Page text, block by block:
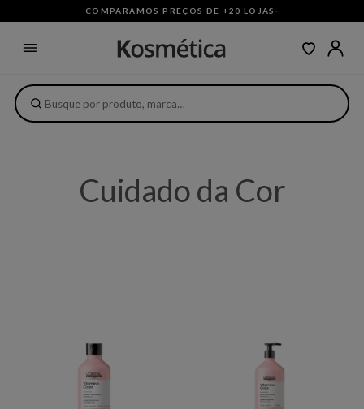
COMPARAMOS PREÇOS DE +20 LOJAS ·
Cuidado da Cor